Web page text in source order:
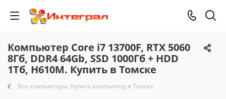
Компьютер Core i7 13700F, RTX 5060
8Гб, DDR4 64Gb, SSD 1000Гб + HDD
1Тб, H610M. Купить в Томске
Все компьютеры. Купить компьютер в Томске